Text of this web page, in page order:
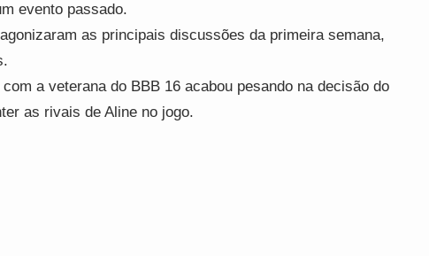
evento passado.
as principais discussões da primeira semana,
a veterana do BBB 16 acabou pesando na decisão do
as rivais de Aline no jogo.